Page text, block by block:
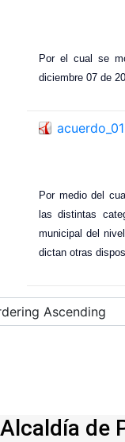
Por el cual se
diciembre 07 de
Por medio del
las distintas
municipal del
dictan otras
Alcaldía de